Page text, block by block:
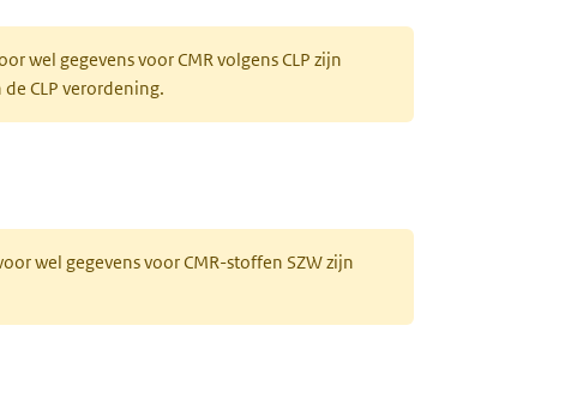
wel gegevens voor CMR volgens CLP zijn
CLP verordening.
wel gegevens voor CMR-stoffen SZW zijn